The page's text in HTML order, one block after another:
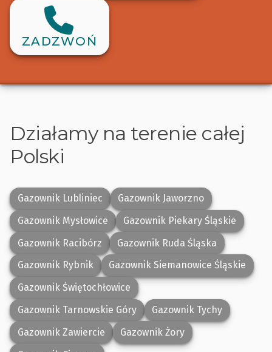
ZADZWOŃ
Działamy na terenie całej
Polski
Gazownik Lubliniec
Gazownik Jaworzno
Gazownik Mysłowice
Gazownik Piekary Śląskie
Gazownik Racibórz
Gazownik Ruda Śląska
Gazownik Rybnik
Gazownik Siemanowice Śląskie
Gazownik Świętochłowice
Gazownik Tarnowskie Góry
Gazownik Tychy
Gazownik Zawiercie
Gazownik Żory